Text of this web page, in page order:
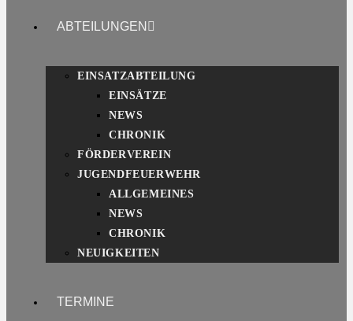
ABTEILUNGEN
EINSATZABTEILUNG
EINSÄTZE
NEWS
CHRONIK
FÖRDERVEREIN
JUGENDFEUERWEHR
ALLGEMEINES
NEWS
CHRONIK
NEUIGKEITEN
TERMINE